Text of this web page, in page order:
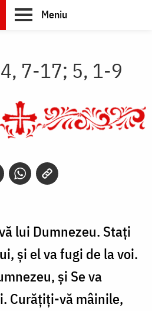
Meniu
7-17; 5, 1-9
lui Dumnezeu. Stați
și el va fugi de la voi.
și Se va
Curățiți-vă mâinile,